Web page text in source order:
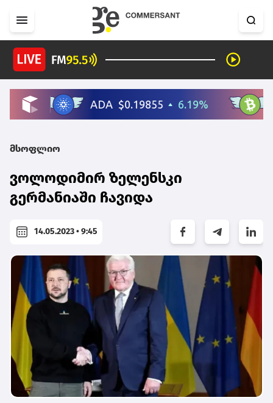
მსოფლიო
ვოლოდიმირ ზელენსკი
გერმანიაში ჩავიდა
14.05.2023 • 9:45